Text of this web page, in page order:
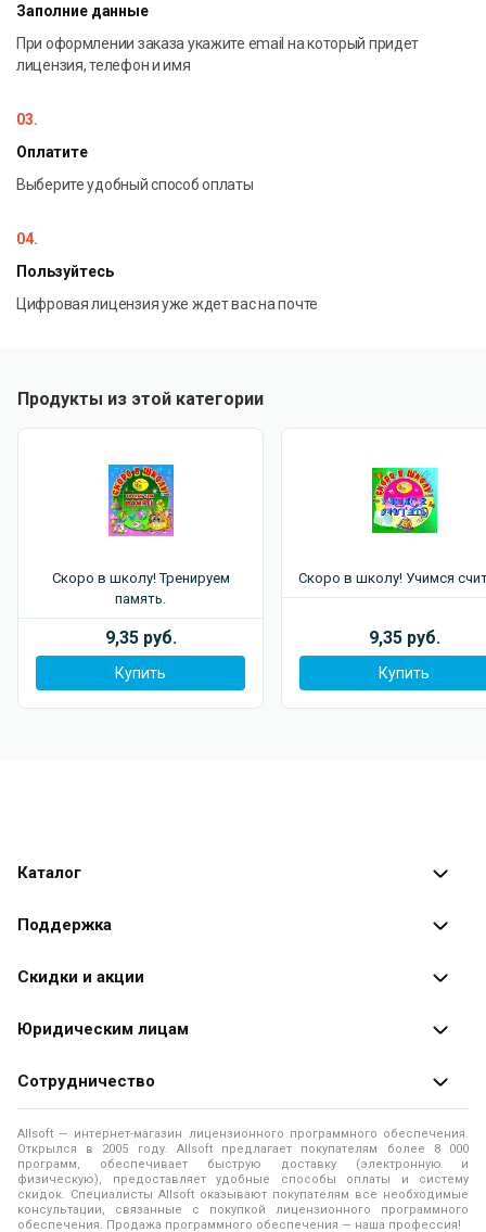
Заполние данные
При оформлении заказа укажите email на который придет
лицензия, телефон и имя
03.
Оплатите
Выберите удобный способ оплаты
04.
Пользуйтесь
Цифровая лицензия уже ждет вас на почте
Продукты из этой категории
Скоро в школу! Тренируем
память.
9,35 руб.
Купить
Скоро в школу! Учимся
9,35 руб.
Купить
Каталог
Каталог программ
Поддержка
Оплата заказов
Доставка заказа
Помощь
Правила продажи
Политика использования файлов Cookie
Скидки и акции
Специальные
Юридическим лицам
Продажа программ юридическим лицам
О лицензировании программного обеспечения
Программы для компьютера
Контакты
Сотрудничество
О магазине
Адреса и телефоны
Новости
Allsoft — интернет-магазин лицензионного программного обеспечения.
Открылся в 2005 году. Allsoft предлагает покупателям более 8 000
программ, обеспечивает быструю доставку (электронную и
физическую), предоставляет удобные способы оплаты и систему
скидок. Специалисты Allsoft оказывают покупателям все необходимые
консультации, связанные с покупкой лицензионного программного
обеспечения. Продажа программного обеспечения — наша профессия!